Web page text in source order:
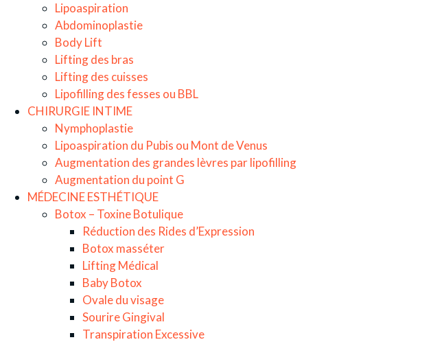
Lipoaspiration
Abdominoplastie
Body Lift
Lifting des bras
Lifting des cuisses
Lipofilling des fesses ou BBL
CHIRURGIE INTIME
Nymphoplastie
Lipoaspiration du Pubis ou Mont de Venus
Augmentation des grandes lèvres par lipofilling
Augmentation du point G
MÉDECINE ESTHÉTIQUE
Botox – Toxine Botulique
Réduction des Rides d’Expression
Botox masséter
Lifting Médical
Baby Botox
Ovale du visage
Sourire Gingival
Transpiration Excessive